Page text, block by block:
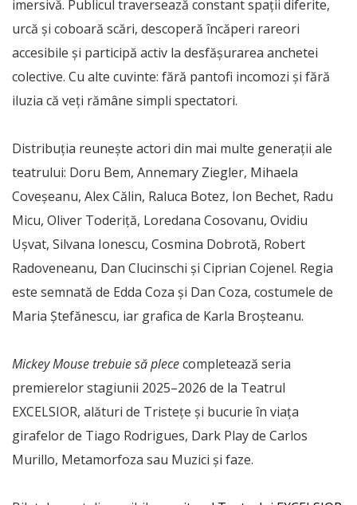
imersivă. Publicul traversează constant spații diferite,
urcă și coboară scări, descoperă încăperi rareori
accesibile și participă activ la desfășurarea anchetei
colective. Cu alte cuvinte: fără pantofi incomozi și fără
iluzia că veți rămâne simpli spectatori.
Distribuția reunește actori din mai multe generații ale
teatrului: Doru Bem, Annemary Ziegler, Mihaela
Coveșeanu, Alex Călin, Raluca Botez, Ion Bechet, Radu
Micu, Oliver Toderiță, Loredana Cosovanu, Ovidiu
Ușvat, Silvana Ionescu, Cosmina Dobrotă, Robert
Radoveneanu, Dan Clucinschi și Ciprian Cojenel. Regia
este semnată de Edda Coza și Dan Coza, costumele de
Maria Ștefănescu, iar grafica de Karla Broșteanu.
Mickey Mouse trebuie să plececompletează seria
premierelor stagiunii 2025–2026 de la Teatrul
EXCELSIOR, alături de Tristețe și bucurie în viața
girafelor de Tiago Rodrigues, Dark Play de Carlos
Murillo, Metamorfoza sau Muzici și faze.